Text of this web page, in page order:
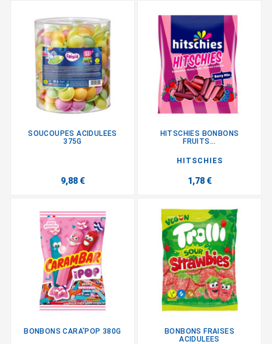
SOUCOUPES ACIDULEES
375G
9,88 €
HITSCHIES BONBONS
FRUITS...
HITSCHIES
1,78 €
BONBONS CARA'POP 380G
BONBONS FRAISES
ACIDULEES